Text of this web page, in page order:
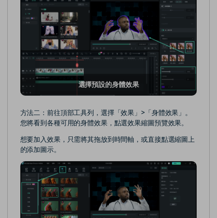
選擇預設的身體效果
方法二：前往頂部工具列，選擇「效果」>「身體效果」。
您將看到各種可用的身體效果，點選效果縮圖預覽效果。
想要加入效果，只需將其拖放到時間軸，或直接點選縮圖上
的添加圖示。